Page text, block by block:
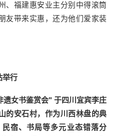
、福建惠安业主分别中得滚筒
友带来实惠，还为他们爱家装
举行
女书鉴赏会" 于四川宜宾李庄
的安石村，作为川西林盘的典
宿、书局等多元业态错落分